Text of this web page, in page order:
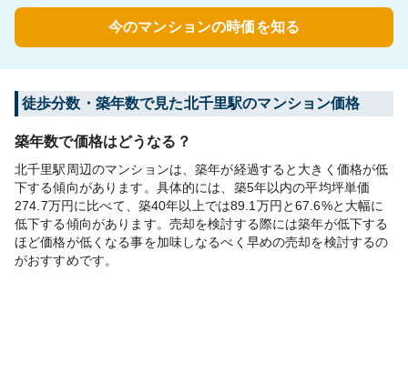
今のマンションの時価を知る
徒歩分数・築年数で見た北千里駅のマンション価格
築年数で価格はどうなる？
北千里駅周辺のマンションは、築年が経過すると大きく価格が低
下する傾向があります。具体的には、築5年以内の平均坪単価
274.7万円に比べて、築40年以上では89.1万円と67.6%と大幅に
低下する傾向があります。売却を検討する際には築年が低下する
ほど価格が低くなる事を加味しなるべく早めの売却を検討するの
がおすすめです。